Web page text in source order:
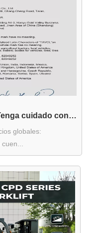
DECLARACIÓN OFICIAL: Tenga cuidado con el uso fraudulento de la marca 'TAVOL'
globales: